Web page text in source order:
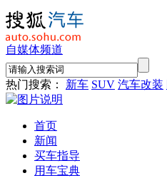
自媒体频道
热门搜索： 新车 SUV 汽车改装
首页
新闻
买车指导
用车宝典